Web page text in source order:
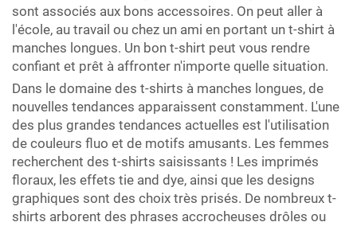
sont associés aux bons accessoires. On peut aller à
l'école, au travail ou chez un ami en portant un t-shirt à
manches longues. Un bon t-shirt peut vous rendre
confiant et prêt à affronter n'importe quelle situation.
Dans le domaine des t-shirts à manches longues, de
nouvelles tendances apparaissent constamment. L'une
des plus grandes tendances actuelles est l'utilisation
de couleurs fluo et de motifs amusants. Les femmes
recherchent des t-shirts saisissants ! Les imprimés
floraux, les effets tie and dye, ainsi que les designs
graphiques sont des choix très prisés. De nombreux t-
shirts arborent des phrases accrocheuses drôles ou